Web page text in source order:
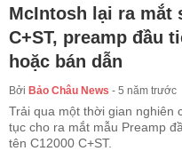
McIntosh lại ra mắt
C+ST, preamp đầu
hoặc bán dẫn
Bởi Bảo Châu News - 5 năm trước
Trải qua một thời gian nghiên
tục cho ra mắt mẫu Preamp
tên C12000 C+ST.